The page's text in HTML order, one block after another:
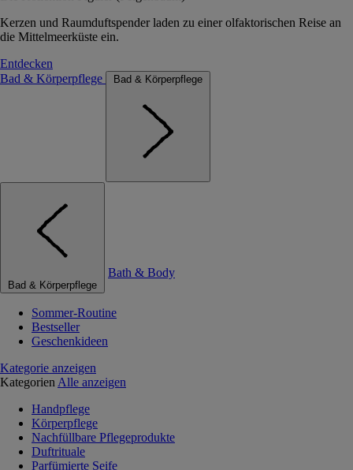
Kerzen und Raumduftspender laden zu einer olfaktorischen Reise an
die Mittelmeerküste ein.
Entdecken
Bad & Körperpflege
Bad & Körperpflege
Bad & Körperpflege
Bath & Body
Sommer-Routine
Bestseller
Geschenkideen
Kategorie anzeigen
Kategorien Alle anzeigen
Handpflege
Körperpflege
Nachfüllbare Pflegeprodukte
Duftrituale
Parfümierte Seife